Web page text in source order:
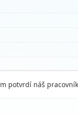
potvrdí náš